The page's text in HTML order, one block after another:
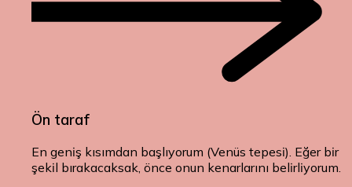
Ön taraf
En geniş kısımdan başlıyorum (Venüs tepesi). Eğer bir
şekil bırakacaksak, önce onun kenarlarını belirliyorum.